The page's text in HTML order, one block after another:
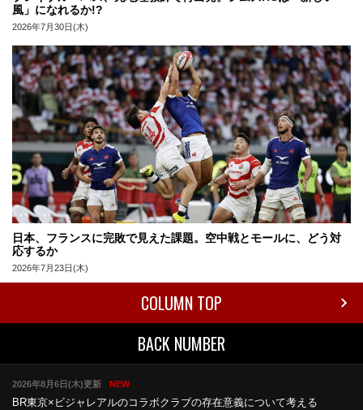
風」になれるか!?
2026年7月30日(木)
日本、フランスに完敗で見えた課題。空中戦とモールに、どう対
応するか
2026年7月23日(木)
COLUMN TOP
BACK NUMBER
2026年8月6日(木)更新 NEW
BR東京×ビジャレアルのコラボクラブの存在意義について考える